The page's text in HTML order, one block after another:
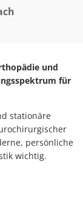
und
für
stationäre
persönliche
wichtig.